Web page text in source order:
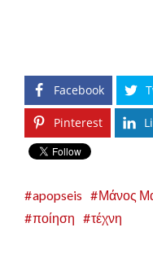
Facebook
Pinterest
apopseis Μάνος
ποίηση
τέχνη